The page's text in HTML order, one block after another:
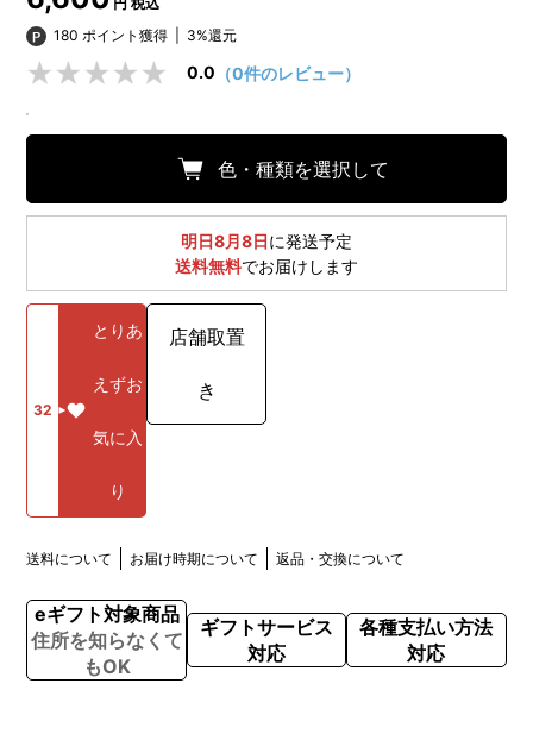
180 ポイント獲得
3%還元
0.0 （0件のレビュー）
色・種類を選択して
明日8月8日に発送予定
送料無料でお届けします
32
とりあ
えずお
気に入
り
店舗取置
き
送料について お届け時期について 返品・交換について
eギフト対象商品
住所を知らなくて
もOK
ギフトサービス
対応
各種支払い方法
対応